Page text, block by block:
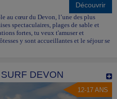
Découvrir
au cœur du Devon, l’une des plus
spectaculaires, plages de sable et
fortes, tu veux t'amuser et
y sont accueillantes et le séjour se
DEVON
12-17 ANS